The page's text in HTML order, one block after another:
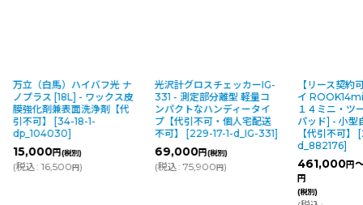
万立（白馬）ハイバフ光 ナ
ノプラス [18L] - ワックス皮
膜強化剤兼表面洗浄剤【代
引不可】
34-18-1-
dp_104030]
15,000円(税別)
税込: 16,500円)
光沢計グロスチェッカーIG-
331 - 測定部分離型 軽量コ
ンパクトなハンディータイ
プ【代引不可・個人宅配送
不可】
229-17-1-d_IG-331]
69,000円(税別)
税込: 75,900円)
【リース契約
イ
１４ミニ・ツ
パッド] - 小型
【代引不可】
d_882176]
461,000円
円
(税別)